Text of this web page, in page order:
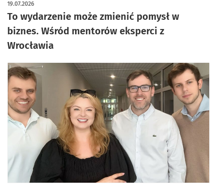
To wydarzenie może zmienić pomysł w
biznes. Wśród mentorów eksperci z
Wrocławia
19.07.2026